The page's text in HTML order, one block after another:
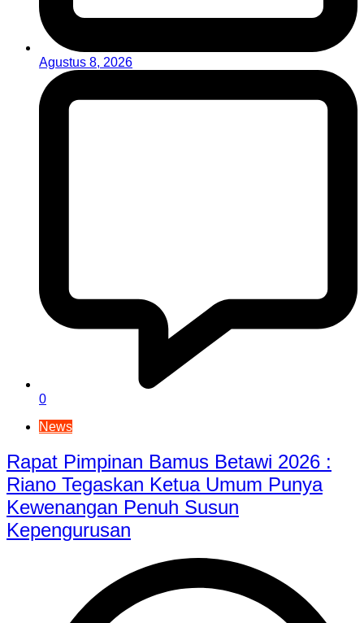
Agustus 8, 2026
0
News
Rapat Pimpinan Bamus Betawi 2026 :
Riano Tegaskan Ketua Umum Punya
Kewenangan Penuh Susun
Kepengurusan